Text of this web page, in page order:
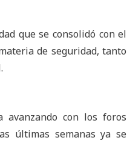
que se consolidó con el
de seguridad, tanto
avanzando con los foros
últimas semanas ya se